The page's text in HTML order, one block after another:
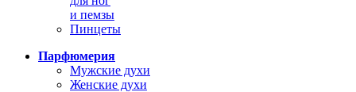
и пемзы
Пинцеты
Парфюмерия
Мужские духи
Женские духи